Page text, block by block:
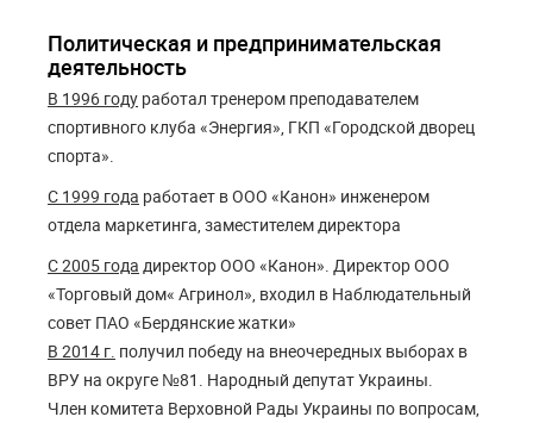
Политическая и предпринимательская
деятельность
В 1996 году работал тренером преподавателем
спортивного клуба «Энергия», ГКП «Городской дворец
спорта».
С 1999 года работает в ООО «Канон» инженером
отдела маркетинга, заместителем директора
С 2005 года директор ООО «Канон». Директор ООО
«Торговый дом« Агринол», входил в Наблюдательный
совет ПАО «Бердянские жатки»
В 2014 г. получил победу на внеочередных выборах в
ВРУ на округе №81. Народный депутат Украины.
Член комитета Верховной Рады Украины по вопросам,